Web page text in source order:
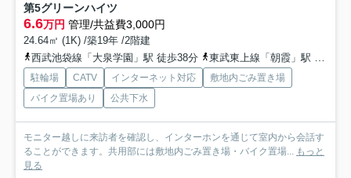
第5グリーンハイツ
6.6万円 管理/共益費3,000円
24.64㎡ (1K) /築19年 /2階建
西武池袋線「大泉学園」駅 徒歩38分
東武東上線「朝霞」駅 徒歩50分
駐輪場 CATV インターネット対応
敷地内ごみ置き場
バイク置場あり
公共下水
モニター越しに来訪者を確認し、インターホンを通じて室内から会話す
ることができます。共用部には敷地内ごみ置き場・バイク置場... もっと
見る